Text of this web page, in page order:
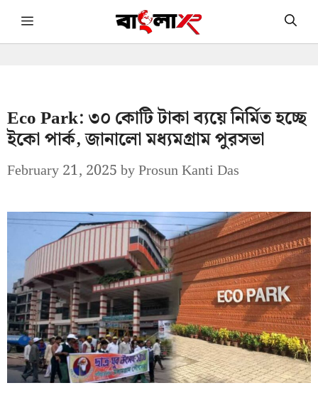
Skip Menu
Eco Park: ৩০ কোটি টাকা ব্যয়ে নির্মিত হচ্ছে
ইকো পার্ক, জানালো মধ্যমগ্রাম পুরসভা
February 21, 2025byProsun Kanti Das